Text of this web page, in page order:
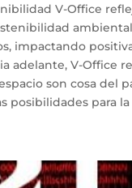
V-Office
impactando
adelante, V-Office
son cosa del
para la